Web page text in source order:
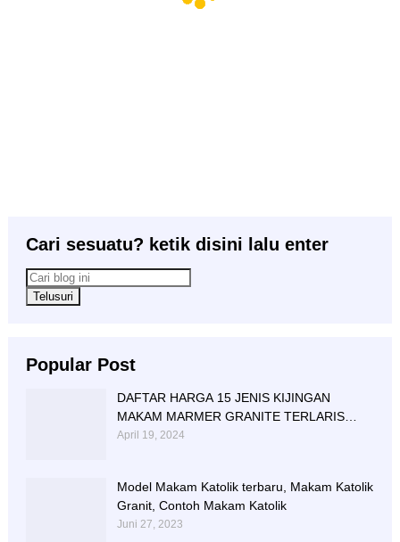
Cari sesuatu? ketik disini lalu enter
Popular Post
DAFTAR HARGA 15 JENIS KIJINGAN
MAKAM MARMER GRANITE TERLARIS
BERIKUT NISAN NYA
April 19, 2024
Model Makam Katolik terbaru, Makam Katolik
Granit, Contoh Makam Katolik
Juni 27, 2023